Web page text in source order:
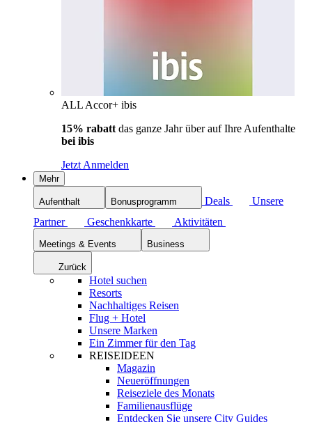
ALL Accor+ ibis
15% rabatt das ganze Jahr über auf Ihre Aufenthalte
bei ibis
Jetzt Anmelden
Mehr
Aufenthalt Bonusprogramm Deals
Unsere
Partner
Geschenkkarte Aktivitäten
Meetings & Events Business
Zurück
Hotel suchen
Resorts
Nachhaltiges Reisen
Flug + Hotel
Unsere Marken
Ein Zimmer für den Tag
REISEIDEEN
Magazin
Neueröffnungen
Reiseziele des Monats
Familienausflüge
Entdecken Sie unsere City Guides